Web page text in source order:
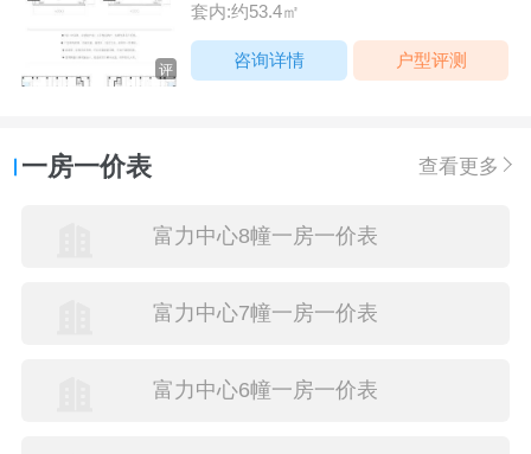
评
套内:约53.4㎡
咨询详情 户型评测
一房一价表 查看更多
富力中心8幢一房一价表
富力中心7幢一房一价表
富力中心6幢一房一价表